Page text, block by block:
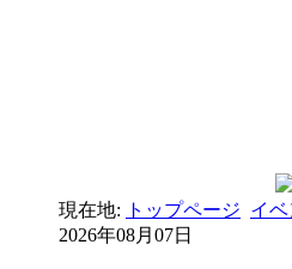
現在地: トップページ イ
2026年08月07日